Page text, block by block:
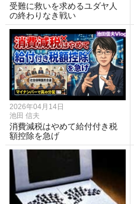
受難に救いを求めるユダヤ人
の終わりなき戦い
2026年04月14日
池田 信夫
消費減税はやめて給付付き税
額控除を急げ